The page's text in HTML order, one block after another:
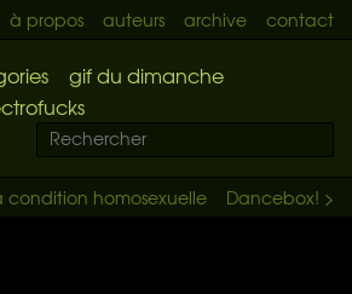
à propos auteurs archive contact
gif du dimanche
Dancebox! >
condition homosexuelle